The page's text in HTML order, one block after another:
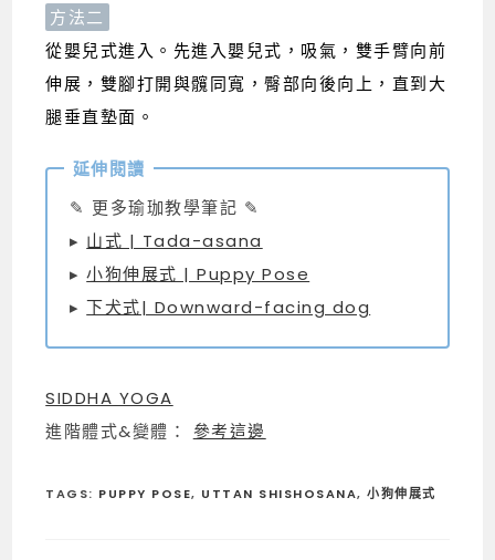
方法二
從嬰兒式進入。先進入嬰兒式，吸氣，雙手臂向前
伸展，雙腳打開與髖同寬，臀部向後向上，直到大
腿垂直墊面。
✎ 更多瑜珈教學筆記 ✎
▸ 山式 | Tada-asana
▸小狗伸展式 | Puppy Pose
▸下犬式| Downward-facing dog
SIDDHA YOGA
進階體式&變體： 參考這邊
TAGS: PUPPY POSE, UTTAN SHISHOSANA, 小狗伸展式